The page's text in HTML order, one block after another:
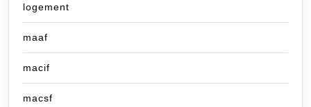
logement
maaf
macif
macsf